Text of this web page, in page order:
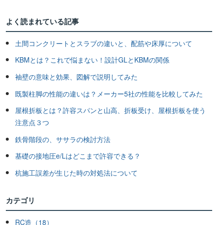
よく読まれている記事
土間コンクリートとスラブの違いと、配筋や床厚について
KBMとは？これで悩まない！設計GLとKBMの関係
袖壁の意味と効果、図解で説明してみた
既製柱脚の性能の違いは？メーカー5社の性能を比較してみた
屋根折板とは？許容スパンと山高、折板受け、屋根折板を使う
注意点３つ
鉄骨階段の、ササラの検討方法
基礎の接地圧e/Lはどこまで許容できる？
杭施工誤差が生じた時の対処法について
カテゴリ
RC造（18）